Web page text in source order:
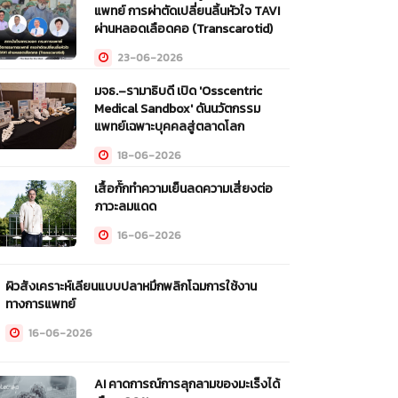
แพทย์ การผ่าตัดเปลี่ยนลิ้นหัวใจ TAVI
ผ่านหลอดเลือดคอ (Transcarotid)
23-06-2026
มจธ.–รามาธิบดี เปิด 'Osscentric
Medical Sandbox' ดันนวัตกรรม
แพทย์เฉพาะบุคคลสู่ตลาดโลก
18-06-2026
เสื้อกั๊กทำความเย็นลดความเสี่ยงต่อ
ภาวะลมแดด
16-06-2026
ผิวสังเคราะห์เลียนแบบปลาหมึกพลิกโฉมการใช้งาน
ทางการแพทย์
16-06-2026
AI คาดการณ์การลุกลามของมะเร็งได้